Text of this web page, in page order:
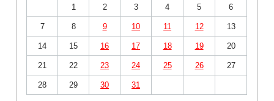
1 2 3 4 5 6
7 8 9 10 11 12 13
14 15 16 17 18 19 20
21 22 23 24 25 26 27
28 29 30 31